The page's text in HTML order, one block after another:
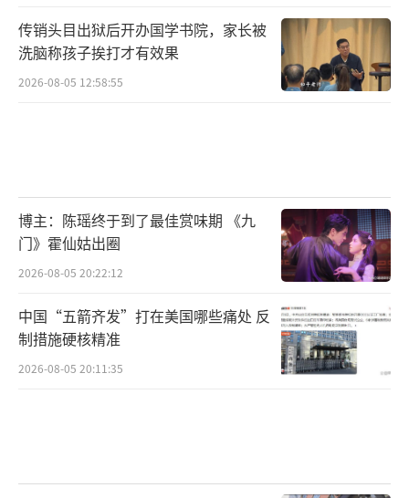
传销头目出狱后开办国学书院，家长被
洗脑称孩子挨打才有效果
2026-08-05 12:58:55
博主：陈瑶终于到了最佳赏味期 《九
门》霍仙姑出圈
2026-08-05 20:22:12
中国“五箭齐发”打在美国哪些痛处 反
制措施硬核精准
2026-08-05 20:11:35